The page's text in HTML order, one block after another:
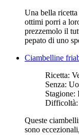
Una bella
ottimi porri a
prezzemolo il
pepato di uno
Ciambelline
Ricetta:
Senza:
Stagione:
Difficoltà:
Queste
sono